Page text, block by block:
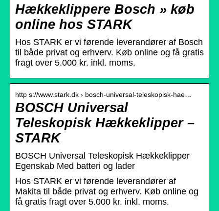
Hækkeklippere Bosch » køb
online hos STARK
Hos STARK er vi førende leverandører af Bosch
til både privat og erhverv. Køb online og få gratis
fragt over 5.000 kr. inkl. moms.
http s://www.stark.dk › bosch-universal-teleskopisk-hae…
BOSCH Universal
Teleskopisk Hækkeklipper –
STARK
BOSCH Universal Teleskopisk Hækkeklipper
Egenskab Med batteri og lader
Hos STARK er vi førende leverandører af
Makita til både privat og erhverv. Køb online og
få gratis fragt over 5.000 kr. inkl. moms.